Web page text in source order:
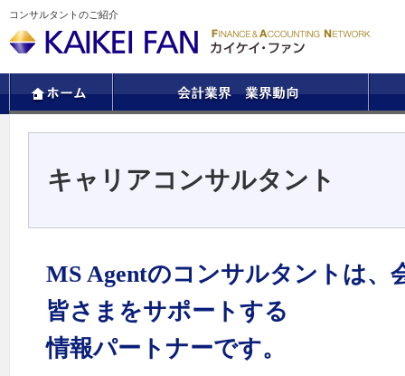
コンサルタントのご紹介
キャリアコンサルタント
MS Agentのコンサルタントは、
皆さまをサポートする
情報パートナーです。